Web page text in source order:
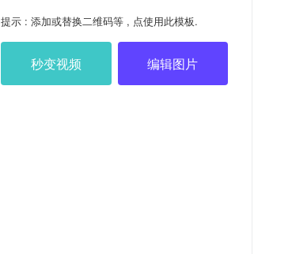
提示 : 添加或替换二维码等 , 点使用此模板.
秒变视频 编辑图片